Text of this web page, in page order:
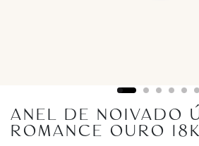
ANEL DE NOIVADO
ROMANCE OURO 18K